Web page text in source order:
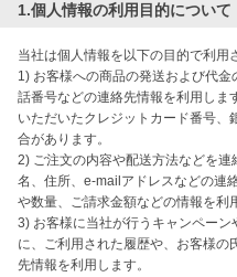
1.個人情報の利用目的について
当社は個人情報を以下の目的で利用
1) お客様への商品の発送および代
話番号などの連絡先情報を利用しま
いただいたクレジットカード番号
合があります。
2) ご注文の内容や配送方法などを
名、住所、e-mailアドレスなどの連
や数量、ご請求金額などの情報を利
3) お客様に当社が行うキャンペー
に、ご利用された履歴や、お客様
先情報を利用します。